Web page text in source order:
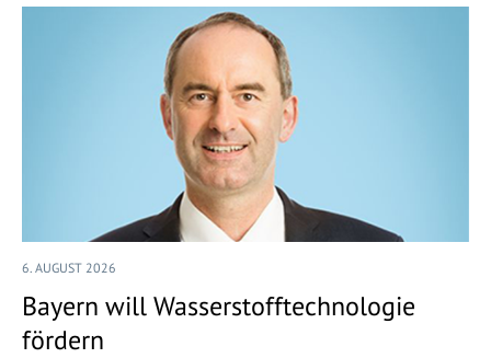
6. AUGUST 2026
Bayern will Wasserstofftechnologie
fördern